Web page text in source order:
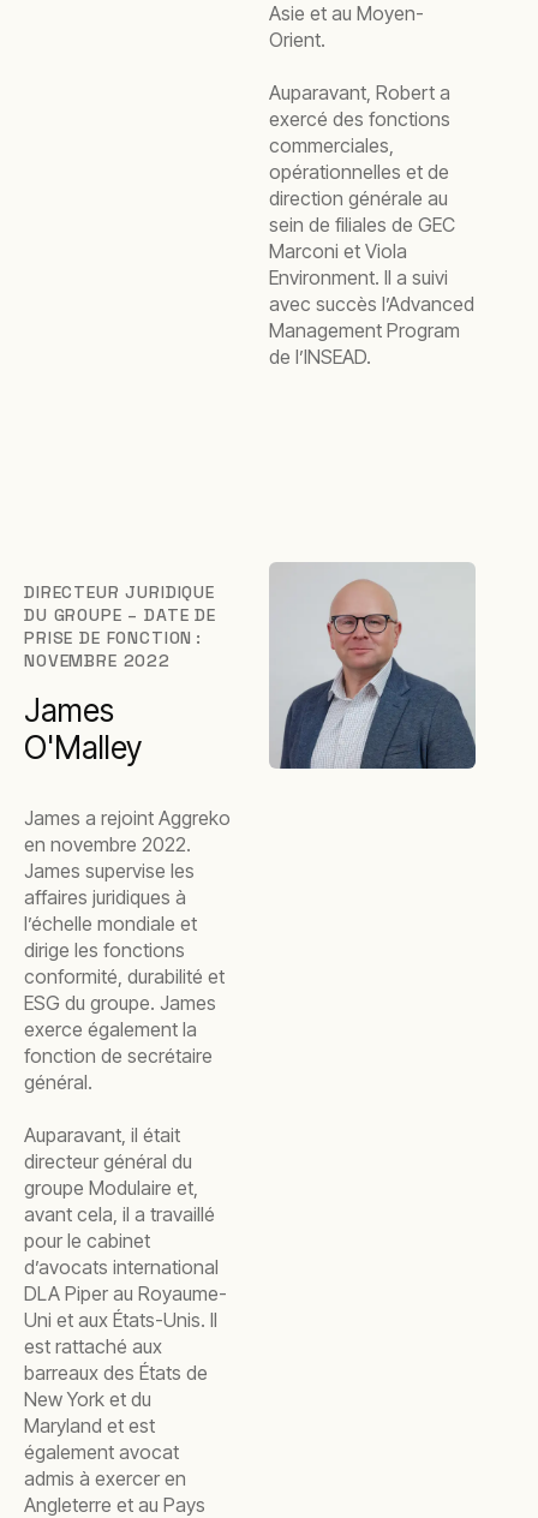
Asie et au Moyen-
Orient.
Auparavant, Robert a
exercé des fonctions
commerciales,
opérationnelles et de
direction générale au
sein de filiales de GEC
Marconi et Viola
Environment. Il a suivi
avec succès l’Advanced
Management Program
de l’INSEAD.
DIRECTEUR JURIDIQUE
DU GROUPE – DATE DE
PRISE DE FONCTION :
NOVEMBRE 2022
James
O'Malley
James a rejoint Aggreko
en novembre 2022.
James supervise les
affaires juridiques à
l’échelle mondiale et
dirige les fonctions
conformité, durabilité et
ESG du groupe. James
exerce également la
fonction de secrétaire
général.
Auparavant, il était
directeur général du
groupe Modulaire et,
avant cela, il a travaillé
pour le cabinet
d’avocats international
DLA Piper au Royaume-
Uni et aux États-Unis. Il
est rattaché aux
barreaux des États de
New York et du
Maryland et est
également avocat
admis à exercer en
Angleterre et au Pays